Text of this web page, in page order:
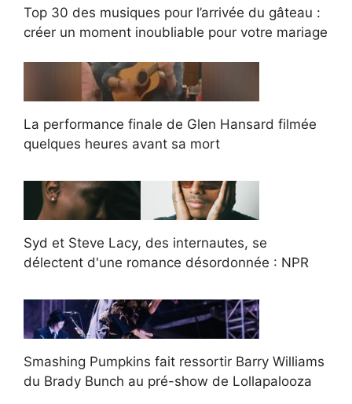
Top 30 des musiques pour l’arrivée du gâteau :
créer un moment inoubliable pour votre mariage
La performance finale de Glen Hansard filmée
quelques heures avant sa mort
Syd et Steve Lacy, des internautes, se
délectent d'une romance désordonnée : NPR
Smashing Pumpkins fait ressortir Barry Williams
du Brady Bunch au pré-show de Lollapalooza